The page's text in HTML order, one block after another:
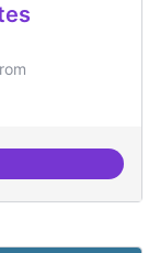
amb projectes